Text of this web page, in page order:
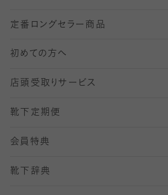
7 分丈 レギンス
8分丈 レギンス
10分丈 レギンス
12分丈レギンス
13分丈レギンス
スーツカジュアルソックス・靴下
ロングホーズ
サッカー・フットサル用ソックス
ヨガソックス・靴下
スポーツ用レッグウォーマー
SSサイズ（21～23cm）
Sサイズ（22～25cm）
Mサイズ（25～27cm）
加圧・着圧ソックス
冷えとり靴下
着圧・加圧タイツ
むくみ対策
足の疲れ対策
足の臭い対策
定番ロングセラー商品
初めての方へ
店頭受取りサービス
靴下定期便
会員特典
靴下辞典